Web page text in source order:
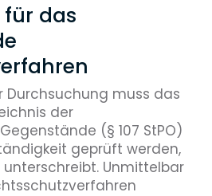
für das
Durchsuchung muss das
der
(§ 107 StPO)
geprüft werden,
Unmittelbar